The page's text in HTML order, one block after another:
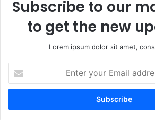
Subscribe to our
to get the new
Lorem ipsum dolor sit amet,
your
Email